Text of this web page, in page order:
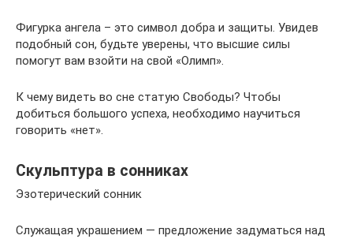
Фигурка ангела – это символ добра и защиты. Увидев
подобный сон, будьте уверены, что высшие силы
помогут вам взойти на свой «Олимп».
К чему видеть во сне статую Свободы? Чтобы
добиться большого успеха, необходимо научиться
говорить «нет».
Скульптура в сонниках
Эзотерический сонник
Служащая украшением — предложение задуматься над